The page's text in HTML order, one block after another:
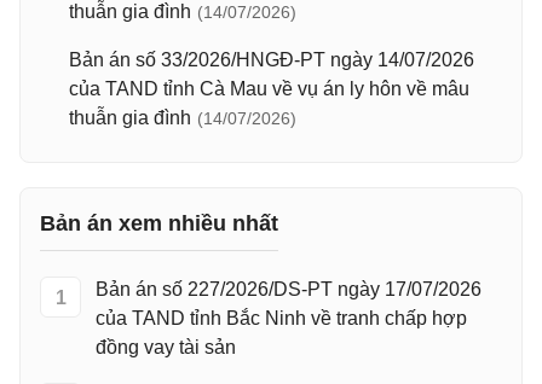
thuẫn gia đình (14/07/2026)
Bản án số 33/2026/HNGĐ-PT ngày 14/07/2026
của TAND tỉnh Cà Mau về vụ án ly hôn về mâu
thuẫn gia đình (14/07/2026)
Bản án xem nhiều nhất
1
Bản án số 227/2026/DS-PT ngày 17/07/2026
của TAND tỉnh Bắc Ninh về tranh chấp hợp
đồng vay tài sản